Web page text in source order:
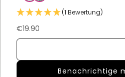
(1 Bewertung)
Angebot
€19.90
Benachrichtige